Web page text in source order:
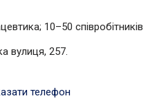
10–50 співробітників
вулиця, 257.
телефон